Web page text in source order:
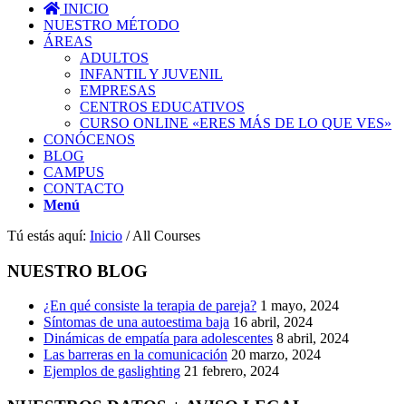
INICIO
NUESTRO MÉTODO
ÁREAS
ADULTOS
INFANTIL Y JUVENIL
EMPRESAS
CENTROS EDUCATIVOS
CURSO ONLINE «ERES MÁS DE LO QUE VES»
CONÓCENOS
BLOG
CAMPUS
CONTACTO
Menú
Tú estás aquí: Inicio / All Courses
NUESTRO BLOG
¿En qué consiste la terapia de pareja? 1 mayo, 2024
Síntomas de una autoestima baja 16 abril, 2024
Dinámicas de empatía para adolescentes 8 abril, 2024
Las barreras en la comunicación 20 marzo, 2024
Ejemplos de gaslighting 21 febrero, 2024